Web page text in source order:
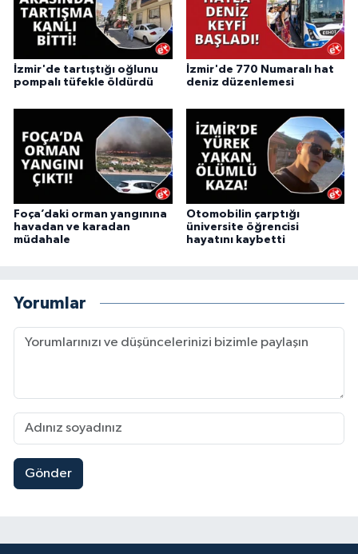
İzmir'de tartıştığı oğlunu
pompalı tüfekle öldürdü
İzmir'de 770 Numaralı hat
deniz düzenlemesi
Foça’daki orman yangınına
havadan ve karadan
müdahale
Otomobilin çarptığı
üniversite öğrencisi
hayatını kaybetti
Yorumlar
Gönder